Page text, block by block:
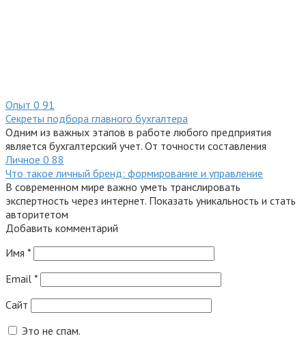
Опыт 0 91
Секреты подбора главного бухгалтера
Одним из важных этапов в работе любого предприятия
является бухгалтерский учет. От точности составления
Личное 0 88
Что такое личный бренд: формирование и управление
В современном мире важно уметь транслировать
экспертность через интернет. Показать уникальность и стать
авторитетом
Добавить комментарий
Имя *
Email *
Сайт
Это не спам.